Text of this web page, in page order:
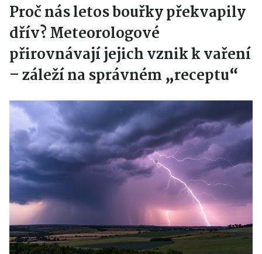
Proč nás letos bouřky překvapily
dřív? Meteorologové
přirovnávají jejich vznik k vaření
– záleží na správném „receptu“